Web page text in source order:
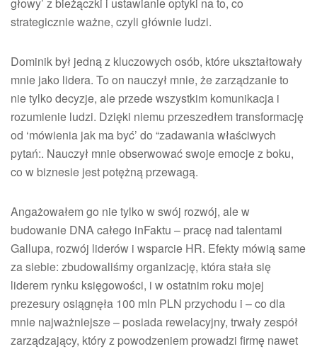
strategicznie ważne, czyli głównie ludzi.
Dominik był jedną z kluczowych osób, które ukształtowały
mnie jako lidera. To on nauczył mnie, że zarządzanie to
nie tylko decyzje, ale przede wszystkim komunikacja i
rozumienie ludzi. Dzięki niemu przeszedłem transformację
od ‘mówienia jak ma być’ do “zadawania właściwych
pytań:. Nauczył mnie obserwować swoje emocje z boku,
co w biznesie jest potężną przewagą.
Angażowałem go nie tylko w swój rozwój, ale w
budowanie DNA całego inFaktu – pracę nad talentami
Gallupa, rozwój liderów i wsparcie HR. Efekty mówią same
za siebie: zbudowaliśmy organizację, która stała się
liderem rynku księgowości, i w ostatnim roku mojej
prezesury osiągnęła 100 mln PLN przychodu i – co dla
mnie najważniejsze – posiada rewelacyjny, trwały zespół
zarządzający, który z powodzeniem prowadzi firmę nawet